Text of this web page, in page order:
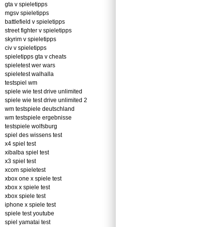
gta v spieletipps
mgsv spieletipps
battlefield v spieletipps
street fighter v spieletipps
skyrim v spieletipps
civ v spieletipps
spieletipps gta v cheats
spieletest wer wars
spieletest walhalla
testspiel wm
spiele wie test drive unlimited
spiele wie test drive unlimited 2
wm testspiele deutschland
wm testspiele ergebnisse
testspiele wolfsburg
spiel des wissens test
x4 spiel test
xibalba spiel test
x3 spiel test
xcom spieletest
xbox one x spiele test
xbox x spiele test
xbox spiele test
iphone x spiele test
spiele test youtube
spiel yamatai test